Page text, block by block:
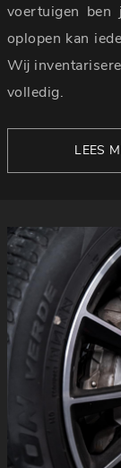
voertuigen ben
oplopen kan
Wij
volledig.
LEES